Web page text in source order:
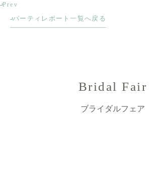
Prev
パーティレポート一覧へ戻る
Bridal Fair
ブライダルフェア